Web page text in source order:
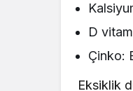
D
Çinko:
Eksiklik